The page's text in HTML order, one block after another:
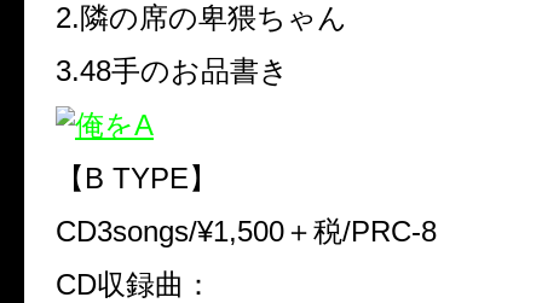
2.隣の席の卑猥ちゃん
3.48手のお品書き
【B TYPE】
CD3songs/¥1,500＋税/PRC-8
CD収録曲：